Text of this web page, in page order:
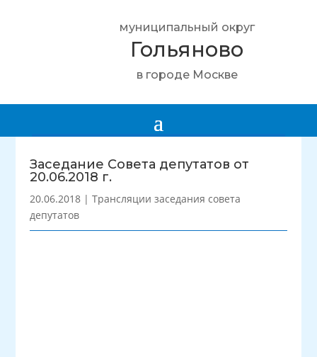
муниципальный округ
Гольяново
в городе Москве
Заседание Совета депутатов от
20.06.2018 г.
20.06.2018 |Трансляции заседания совета
депутатов